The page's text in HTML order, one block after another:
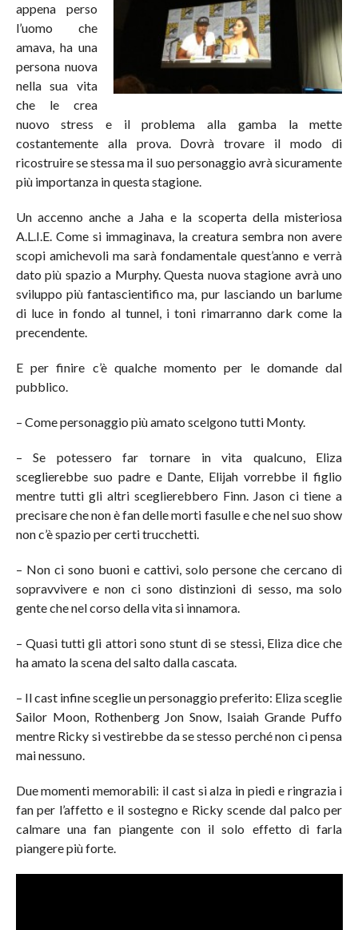
appena perso
l’uomo che
amava, ha una
persona nuova
nella sua vita
che le crea
nuovo stress e il problema alla gamba la mette
costantemente alla prova. Dovrà trovare il modo di
ricostruire se stessa ma il suo personaggioavrà sicuramente
più importanza in questa stagione.
Un accenno anche a Jaha e la scoperta della misteriosa
A.L.I.E. Come si immaginava, la creatura sembra non avere
scopi amichevoli ma sarà fondamentale quest’anno e verrà
dato più spazio a Murphy. Questa nuova stagione avrà uno
sviluppo più fantascientifico ma, pur lasciando un barlume
di luce in fondo al tunnel, i toni rimarranno dark come la
precendente.
E per finire c’è qualche momento per le domande dal
pubblico.
– Come personaggio più amato scelgono tutti Monty.
– Se potessero far tornare in vita qualcuno, Eliza
sceglierebbe suo padre e Dante, Elijah vorrebbe il figlio
mentre tutti gli altri sceglierebbero Finn. Jason ci tiene a
precisare che non è fan delle morti fasulle e che nel suo show
non c’è spazio per certi trucchetti.
– Non ci sono buoni e cattivi, solo persone che cercano di
sopravvivere e non ci sono distinzioni di sesso, ma solo
gente che nel corso della vita si innamora.
– Quasi tutti gli attori sono stunt di se stessi, Eliza dice che
ha amato la scena del salto dalla cascata.
– Il cast infine sceglie un personaggio preferito: Eliza sceglie
Sailor Moon, Rothenberg Jon Snow, Isaiah Grande Puffo
mentre Ricky si vestirebbe da se stesso perché non ci pensa
mai nessuno.
Due momenti memorabili: il cast si alza in piedi e ringrazia i
fan per l’affetto e il sostegno e Ricky scende dal palco per
calmare una fan piangente con il solo effetto di farla
piangere più forte.